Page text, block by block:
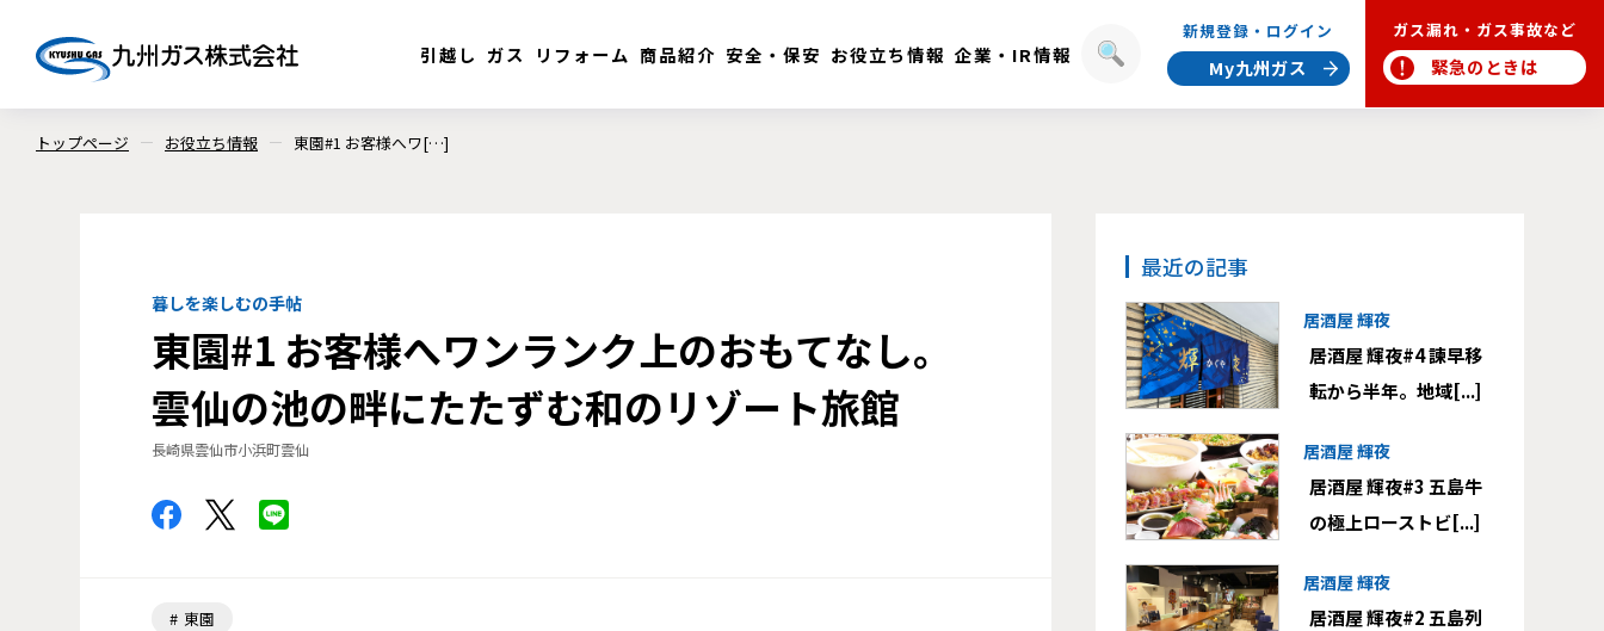
引越し ガス リフォーム 商品紹介 安全・保安 お役立ち情報 企業・IR情報
新規登録・ログイン
My九州ガス
ガス漏れ・ガス事故など
緊急のときは
トップページ お役立ち情報 東園#1 お客様へワ[…]
暮しを楽しむの手帖
東園#1 お客様へワンランク上のおもてなし。
雲仙の池の畔にたたずむ和のリゾート旅館
長崎県雲仙市小浜町雲仙
東園
最近の記事
居酒屋 輝夜
居酒屋 輝夜#4 諫早移
転から半年。地域[...]
居酒屋 輝夜
居酒屋 輝夜#3 五島牛
の極上ローストビ[...]
居酒屋 輝夜
居酒屋 輝夜#2 五島列